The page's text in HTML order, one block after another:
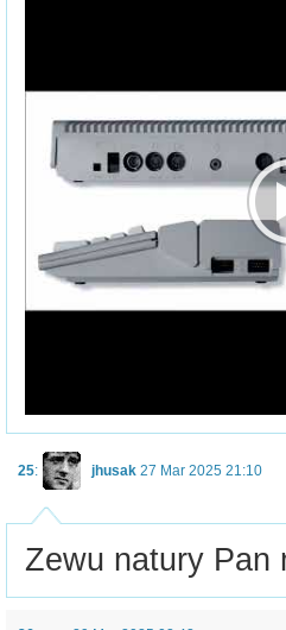
25: jhusak 27 Mar 2025 21:10
Zewu natury Pan